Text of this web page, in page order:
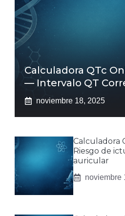
Calculadora QTc
— Intervalo QT
noviembre 18, 2025
Calculadora
Riesgo de
auricular
noviembre